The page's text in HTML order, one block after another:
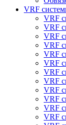
VRF
VRF
VRF
VRF
VRF
VRF
VRF
VRF
VRF
VRF
VRF
VRF
VRF